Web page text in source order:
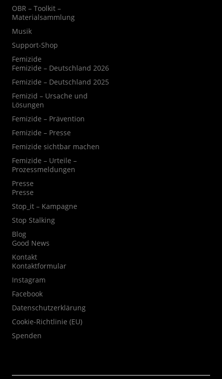
OBR – Toolkit –
Materialsammlung
Musik
Support-Shop
Femizide
Femizide – Deutschland 2026
Femizide – Deutschland 2025
Femizid – Ursache und
Lösungen
Femizide – Prävention
Femizide – Presse
Femizide sichtbar machen
Femizide – Urteile –
Prozessmeldungen
Presse
Presse
Stop_it – Kampagne
Stop Stalking
Blog
Good News
Kontakt
Kontaktformular
Instagram
Facebook
Datenschutzerklärung
Cookie-Richtlinie (EU)
Spenden